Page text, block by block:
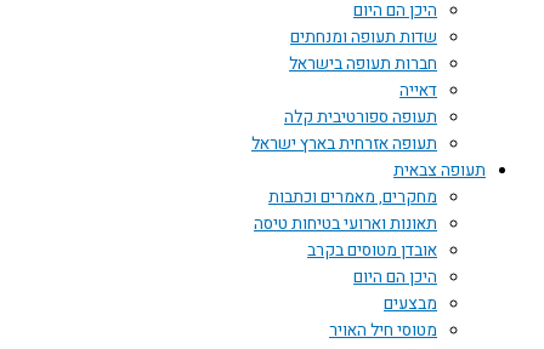
היכן הם היום
שדות תעופה ומנחתים
חברות תעופה בישראל
דאייה
תעופה ספורטיבית קלה
תעופה אזרחית בארץ ישראל
תעופה צבאית
מחקרים, מאמרים וכתבות
תאונות וארועי בטיחות טיסה
אובדן מטוסים בקרב
היכן הם היום
מבצעים
מטוסי חיל האויר